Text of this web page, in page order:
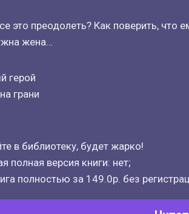
это преодолеть? Как поверить, что
жена…
герой
грани
в библиотеку, будет жарко!
полная версия книги: нет;
полностью за 149.0р. без